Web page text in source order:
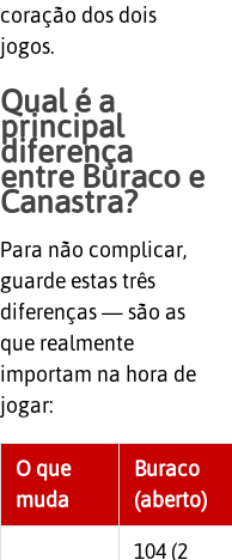
coração dos dois
jogos.
Qual é a
principal
diferença
entre Buraco e
Canastra?
Para não complicar,
guarde estas três
diferenças — são as
que realmente
importam na hora de
jogar:
O que
muda
Buraco
(aberto)
104 (2